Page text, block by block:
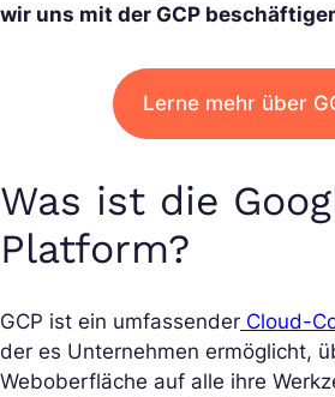
wir uns mit der GCP
Lerne mehr über
Was ist die
Platform?
GCP ist ein umfassender Cloud-
der es Unternehmen ermöglicht,
Weboberfläche auf alle ihre